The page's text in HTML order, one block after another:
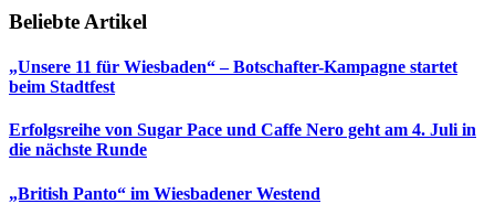
Beliebte Artikel
„Unsere 11 für Wiesbaden“ – Botschafter-Kampagne startet
beim Stadtfest
Erfolgsreihe von Sugar Pace und Caffe Nero geht am 4. Juli in
die nächste Runde
„British Panto“ im Wiesbadener Westend